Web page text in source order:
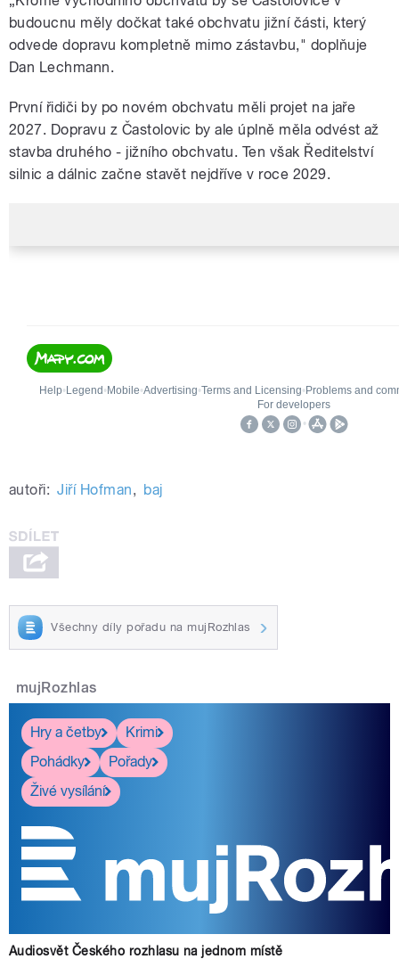
budoucnu měly dočkat také obchvatu jižní části, který
odvede dopravu kompletně mimo zástavbu," doplňuje
Dan Lechmann.
První řidiči by po novém obchvatu měli projet na jaře
2027. Dopravu z Častolovic by ale úplně měla odvést až
stavba druhého - jižního obchvatu. Ten však Ředitelství
silnic a dálnic začne stavět nejdříve v roce 2029.
autoři: Jiří Hofman, baj
Všechny díly pořadu na mujRozhlas
mujRozhlas
Hry a četby
Krimi
Pohádky
Pořady
Živé vysílání
Audiosvět Českého rozhlasu na jednom místě